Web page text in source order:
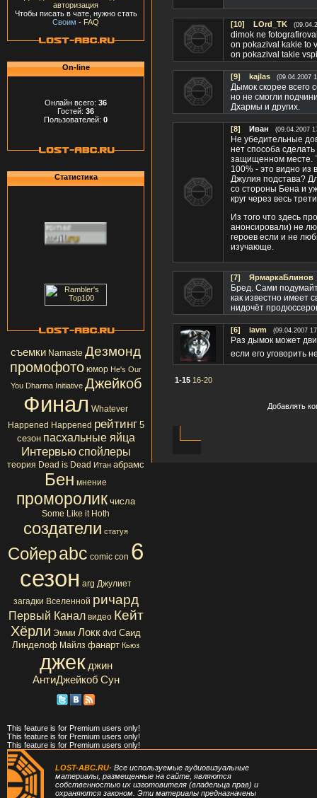
авторизация
Чтобы писать в чате, нужно стать
Своим - FAQ
On-line
Онлайн всего: 36
Гостей: 36
Пользователей: 0
Статистика
съемки Namaste Дезмонд
промофото юмор He's Our
You Dharma Initiative Джейкоб
Финал Whatever
Happened Happened рейтинг 5
сезон пасхальные яйца
Интервью спойлеры
теория Dead is Dead Итан абрамс
Бен мнение
проморолик числа
Some Like it Hoth
создатели статуя
Сойерabc comic con 6
сезон arg Джулиет
загадки Вселенной ричард
Первый Канал видео Кейт
Хёрли Эмми Локк dvd Саид
Линделоф Майлз фанарт Кьюз
джек джин
АнтиДжейкоб Сун
This feature is for Premium users only!
This feature is for Premium users only!
This feature is for Premium users only!
[10] LOrd_TK
dimok ne
on pokazival kakie to
on pokazival takie
[9] kajlas (09.04.2007
Дымок скорее всего
но не смогли
Дхармы и других.
[8] Иван (09.04.2007
Не убедительные
нет способа
защищенном месте.
100% - это видно из
Джулия подстава?
со стороны Бена и
круг через весь
Из того что здесь
анонсировали) не
героев если и не
изучающе.
[7] ЯрмаркаБлинов
Бред. Сами
как известно имеет
нидочёт
[6] iavm (09.04.2007
Раз дымок может
если его уговорить
1-15 16-20
Добавлять
LOST-ABC.RU- Все используемые аудиовизуальные
материалы, размещенные на сайте, являются
собственностью их изготовителя (владельца прав) и
охраняются законом. Эти материалы предназначены